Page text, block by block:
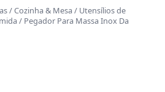
/Cozinha & Mesa / Utensílios de
/ Pegador Para Massa Inox Da